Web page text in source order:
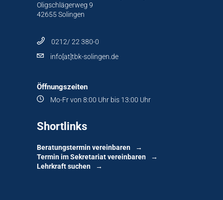
Oligschlägerweg 9
42655 Solingen
0212/ 22 380-0
info[at]tbk-solingen.de
Öffnungszeiten
Mo-Fr von 8:00 Uhr bis 13:00 Uhr
Shortlinks
Beratungstermin vereinbaren
Termin im Sekretariat vereinbaren
Lehrkraft suchen